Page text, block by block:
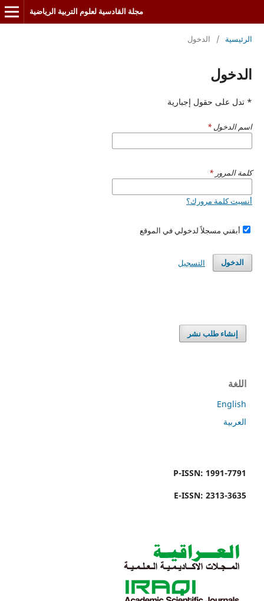
مجلة القادسية لعلوم التربية الرياضية
الرئيسية / الدخول
الدخول
* تدل على حقول إجبارية
اسم الدخول*
كلمة المرور*
أنسيت كلمة مرورك؟
أبقني مسجلاً لدخولي في الموقع
الدخول التسجيل
إنشاء طلب نشر
اللغة
English
العربية
P-ISSN: 1991-7791
E-ISSN: 2313-3635